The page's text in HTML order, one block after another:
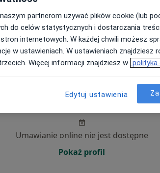
Jutro Pon, Wt,
11 Sie
Umawianie online nie jest dostępne
Pokaż profil
partnerom używać plików cookie (lub
do celów statystycznych i dostarczania
internetowych. W każdej chwili możesz
w ustawieniach. W ustawieniach znajdziesz
Więcej informacji znajdziesz w polityka
Edytuj ustawienia